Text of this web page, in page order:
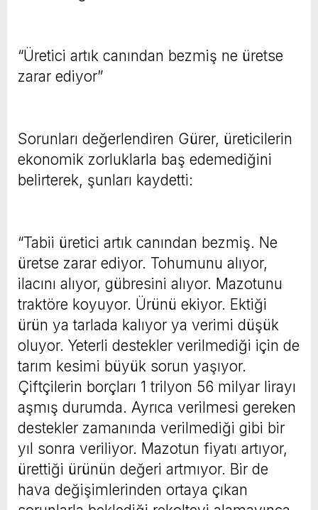
“Üretici artık canından bezmiş ne üretse
zarar ediyor”
Sorunları değerlendiren Gürer, üreticilerin
ekonomik zorluklarla baş edemediğini
belirterek, şunları kaydetti:
“Tabii üretici artık canından bezmiş. Ne
üretse zarar ediyor. Tohumunu alıyor,
ilacını alıyor, gübresini alıyor. Mazotunu
traktöre koyuyor. Ürünü ekiyor. Ektiği
ürün ya tarlada kalıyor ya verimi düşük
oluyor. Yeterli destekler verilmediği için de
tarım kesimi büyük sorun yaşıyor.
Çiftçilerin borçları 1 trilyon 56 milyar lirayı
aşmış durumda. Ayrıca verilmesi gereken
destekler zamanında verilmediği gibi bir
yıl sonra veriliyor. Mazotun fiyatı artıyor,
ürettiği ürünün değeri artmıyor. Bir de
hava değişimlerinden ortaya çıkan